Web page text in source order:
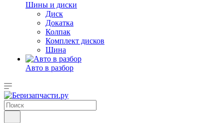
Шины и диски
Диск
Докатка
Колпак
Комплект дисков
Шина
Авто в разбор